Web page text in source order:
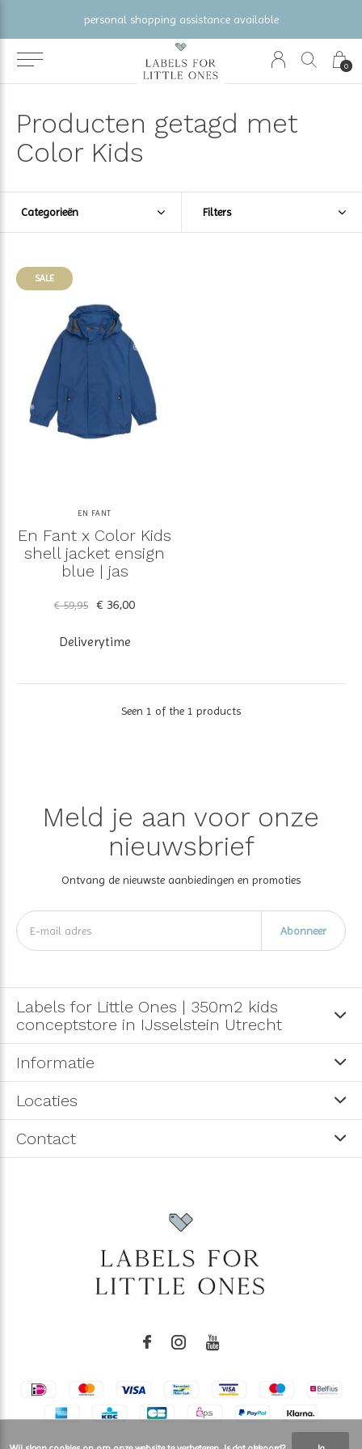
0
personal shopping assistance available
Producten getagd met
Color Kids
Categorieën Filters
SALE
EN FANT
En Fant x Color Kids
shell jacket ensign
blue | jas
€ 59,95 € 36,00
Deliverytime
Seen 1 of the 1 products
Meld je aan voor onze
nieuwsbrief
Ontvang de nieuwste aanbiedingen en promoties
Abonneer
Labels for Little Ones | 350m2 kids
conceptstore in IJsselstein Utrecht
Informatie
Locaties
Contact